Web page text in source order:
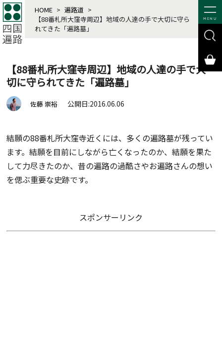
MENU
HOME > 遍路道 >
【88番札所大窪寺周辺】地域の人達の手で大切に守ら
れてきた「遍路墓」
【88番札所大窪寺周辺】地域の人達の手で大
切に守られてきた「遍路墓」
佐藤 崇裕 公開日:2016.06.06
結願の88番札所大窪寺近くには、多くの遍路墓が残ってい
ます。結願を目前にしながら亡くなったのか、結願を果た
して力尽きたのか、昔の遍路の過酷さやお遍路さんの想い
を偲ぶ重要な史跡です。
スポンサーリンク